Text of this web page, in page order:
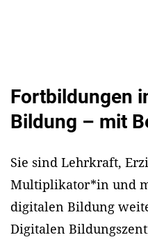
Fortbildungen
Bildung – mit
Sie sind Lehrkraft,
Multiplikator*in und
digitalen Bildung
Digitalen